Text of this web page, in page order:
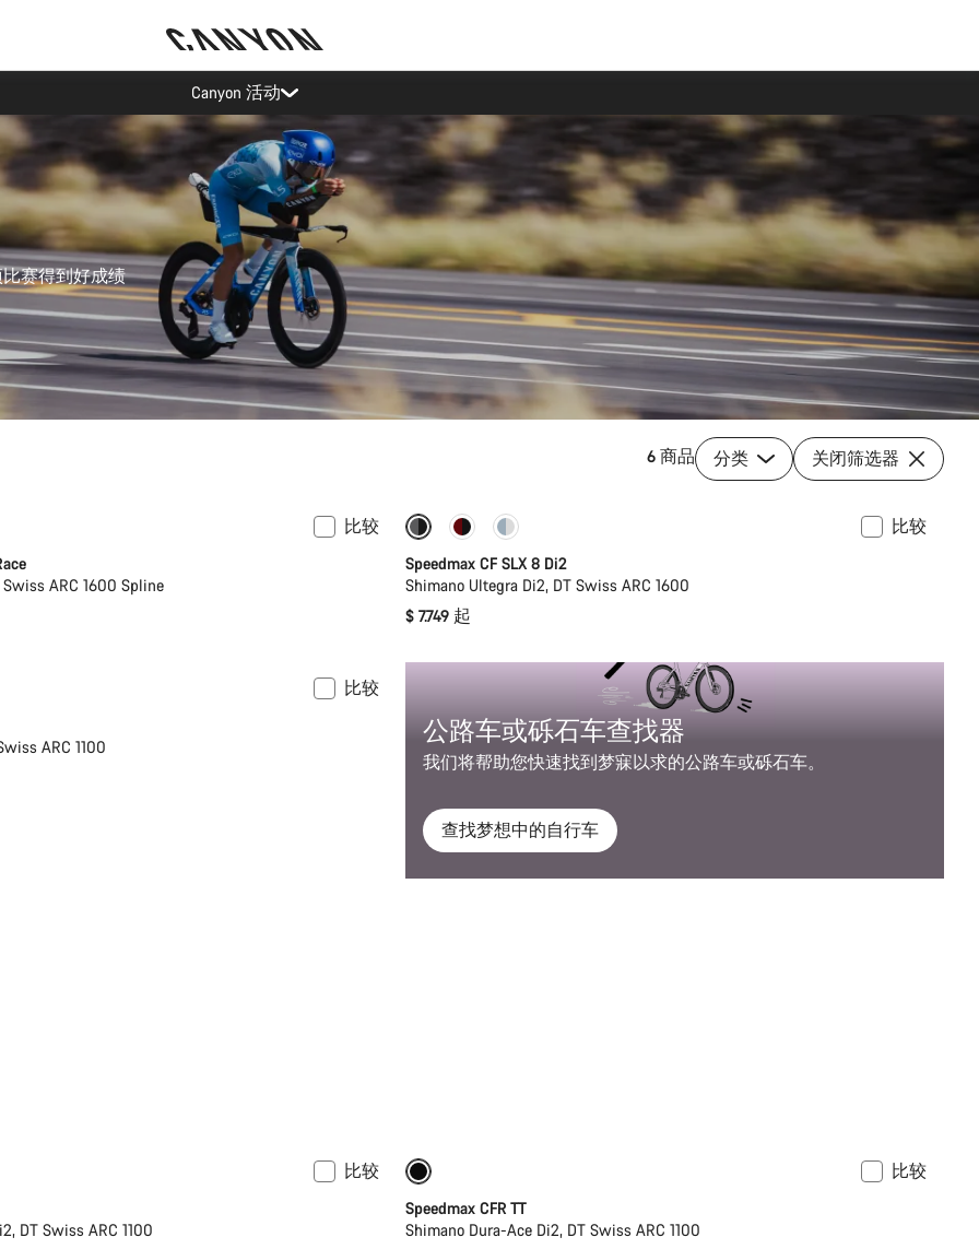
通过 Canyon 新闻通讯享受优惠
赛得到好成绩
6 商品 分类 关闭筛选器
比较
ARC 1600 Spline
全新 功率计
比较
Speedmax CF SLX 8 Di2
Shimano Ultegra Di2, DT Swiss ARC 1600
$ 7.749 起
比较
ARC 1100
公路车或砾石车查找器
我们将帮助您快速找到梦寐以求的公路车或砾石车。
查找梦想中的自行车
比较
DT Swiss ARC 1100
比较
Speedmax CFR TT
Shimano Dura-Ace Di2, DT Swiss ARC 1100